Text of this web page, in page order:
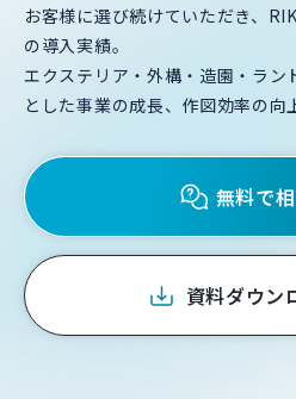
お客様に選び続けていただき、
の導入実績。
エクステリア・外構・造園・ラン
とした事業の成長、作図効率の向
無料で
資料ダウン